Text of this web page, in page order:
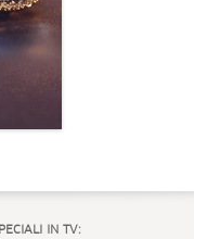
IN TV: